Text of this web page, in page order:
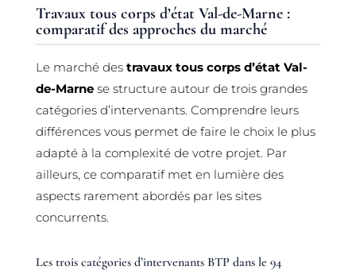
Travaux tous corps d’état Val-de-Marne :
comparatif des approches du marché
Le marché des travaux tous corps d’état Val-
de-Marnese structure autour de trois grandes
catégories d’intervenants. Comprendre leurs
différences vous permet de faire le choix le plus
adapté à la complexité de votre projet. Par
ailleurs, ce comparatif met en lumière des
aspects rarement abordés par les sites
concurrents.
Les trois catégories d’intervenants BTP dans le 94